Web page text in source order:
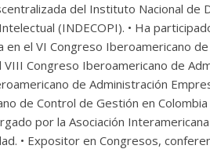
del Instituto Nacional de
(INDECOPI). • Ha
el VI Congreso Iberoamericano
Congreso Iberoamericano de
de Administración
de Control de Gestión en Colombia
por la Asociación
• Expositor en Congresos,